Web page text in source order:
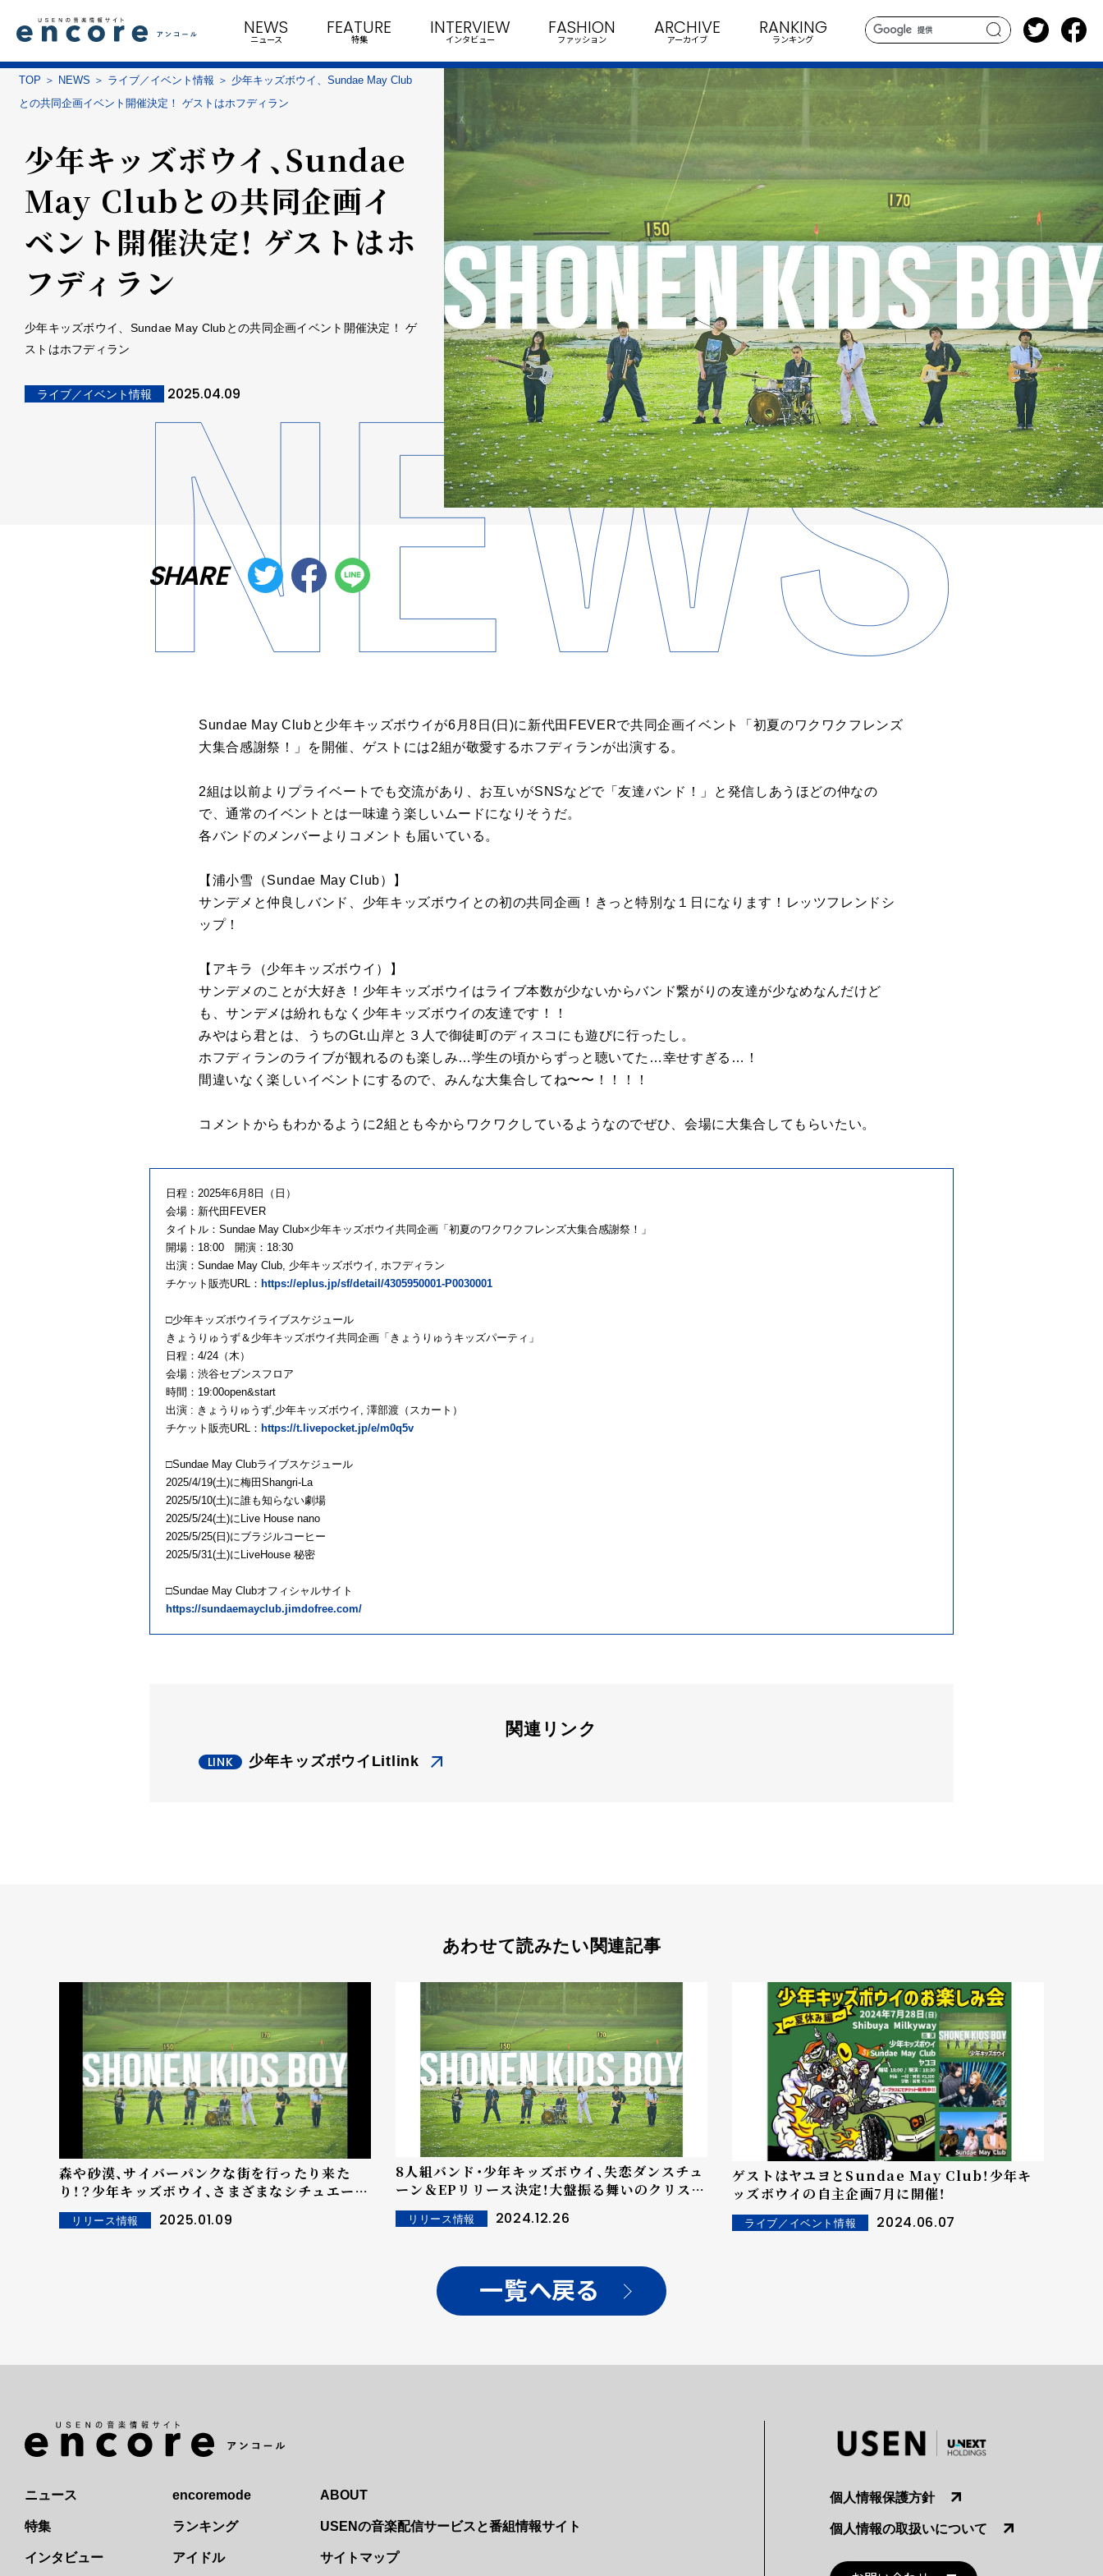
search
NEWS
ニュース
FEATURE
特集
INTERVIEW
インタビュー
FASHION
ファッション
ARCHIVE
アーカイブ
RANKING
ランキング
TOP NEWS ライブ／イベント情報
少年キッズボウイ、Sundae May Club
との共同企画イベント開催決定！ ゲストはホフディラン
少年キッズボウイ、Sundae
May Clubとの共同企画イ
ベント開催決定！ ゲストはホ
フディラン
少年キッズボウイ、Sundae May Clubとの共同企画イベント開催決定！ ゲ
ストはホフディラン
ライブ／イベント情報 2025.04.09
SHARE
Sundae May Clubと少年キッズボウイが6月8日(日)に新代田FEVERで共同企画イベント「初夏のワクワクフレンズ
大集合感謝祭！」を開催、ゲストには2組が敬愛するホフディランが出演する。
2組は以前よりプライベートでも交流があり、お互いがSNSなどで「友達バンド！」と発信しあうほどの仲なの
で、通常のイベントとは一味違う楽しいムードになりそうだ。
各バンドのメンバーよりコメントも届いている。
【浦小雪（Sundae May Club）】
サンデメと仲良しバンド、少年キッズボウイとの初の共同企画！きっと特別な１日になります！レッツフレンドシ
ップ！
【アキラ（少年キッズボウイ）】
サンデメのことが大好き！少年キッズボウイはライブ本数が少ないからバンド繋がりの友達が少なめなんだけど
も、サンデメは紛れもなく少年キッズボウイの友達です！！
みやはら君とは、うちのGt.山岸と３人で御徒町のディスコにも遊びに行ったし。
ホフディランのライブが観れるのも楽しみ…学生の頃からずっと聴いてた…幸せすぎる…！
間違いなく楽しいイベントにするので、みんな大集合してね〜〜！！！！
コメントからもわかるように2組とも今からワクワクしているようなのでぜひ、会場に大集合してもらいたい。
日程：2025年6月8日（日）
会場：新代田FEVER
タイトル：Sundae May Club×少年キッズボウイ共同企画「初夏のワクワクフレンズ大集合感謝祭！」
開場：18:00 開演：18:30
出演：Sundae May Club, 少年キッズボウイ, ホフディラン
チケット販売URL： https://eplus.jp/sf/detail/4305950001-P0030001
□少年キッズボウイライブスケジュール
きょうりゅうず＆少年キッズボウイ共同企画「きょうりゅうキッズパーティ」
日程：4/24（木）
会場：渋谷セブンスフロア
時間：19:00open&start
出演 : きょうりゅうず,少年キッズボウイ, 澤部渡（スカート）
チケット販売URL： https://t.livepocket.jp/e/m0q5v
□Sundae May Clubライブスケジュール
2025/4/19(土)に梅田Shangri-La
2025/5/10(土)に誰も知らない劇場
2025/5/24(土)にLive House nano
2025/5/25(日)にブラジルコーヒー
2025/5/31(土)にLiveHouse 秘密
□Sundae May Clubオフィシャルサイト
https://sundaemayclub.jimdofree.com/
関連リンク
少年キッズボウイLitlink
あわせて読みたい関連記事
森や砂漠、サイバーパンクな街を行ったり来た
り！？少年キッズボウイ、さまざまなシチュエーシ
ョンで踊るミュージックビデオ公開！
リリース情報 2025.01.09
8人組バンド・少年キッズボウイ、失恋ダンスチュ
ーン＆EPリリース決定！大盤振る舞いのクリスマ
スプレゼント企画も
リリース情報 2024.12.26
ゲストはヤユヨとSundae May Club！少年キ
ッズボウイの自主企画7月に開催！
ライブ／イベント情報 2024.06.07
一覧へ戻る
ニュース
特集
インタビュー
encoremode
ランキング
アイドル
ABOUT
USENの音楽配信サービスと番組情報サイト
サイトマップ
個人情報保護方針
個人情報の取扱いについて